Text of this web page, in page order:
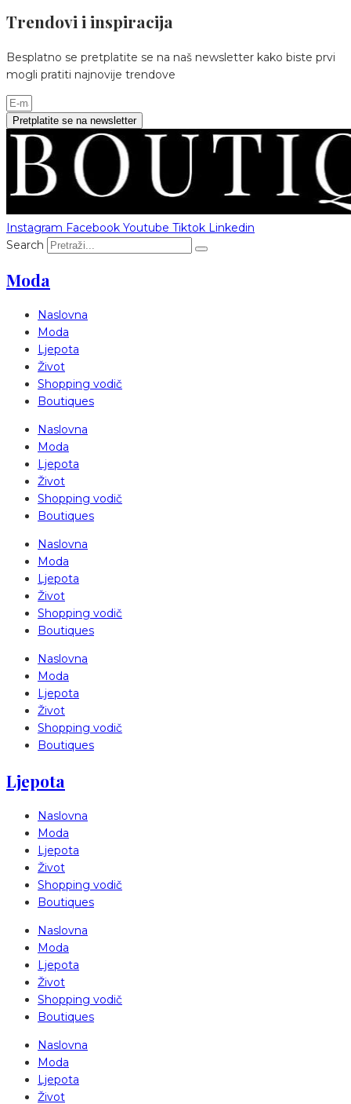
Trendovi i inspiracija
Besplatno se pretplatite se na naš newsletter kako biste prvi
mogli pratiti najnovije trendove
Pretplatite se na newsletter
Instagram Facebook Youtube Tiktok Linkedin
Search
Moda
Naslovna
Moda
Ljepota
Život
Shopping vodič
Boutiques
Naslovna
Moda
Ljepota
Život
Shopping vodič
Boutiques
Naslovna
Moda
Ljepota
Život
Shopping vodič
Boutiques
Naslovna
Moda
Ljepota
Život
Shopping vodič
Boutiques
Ljepota
Naslovna
Moda
Ljepota
Život
Shopping vodič
Boutiques
Naslovna
Moda
Ljepota
Život
Shopping vodič
Boutiques
Naslovna
Moda
Ljepota
Život